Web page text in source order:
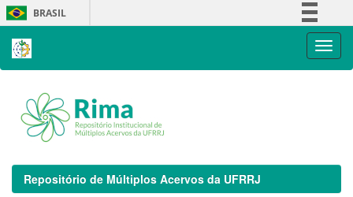
Skip
navigation
BRASIL
Repositório de Múltiplos Acervos da UFRRJ